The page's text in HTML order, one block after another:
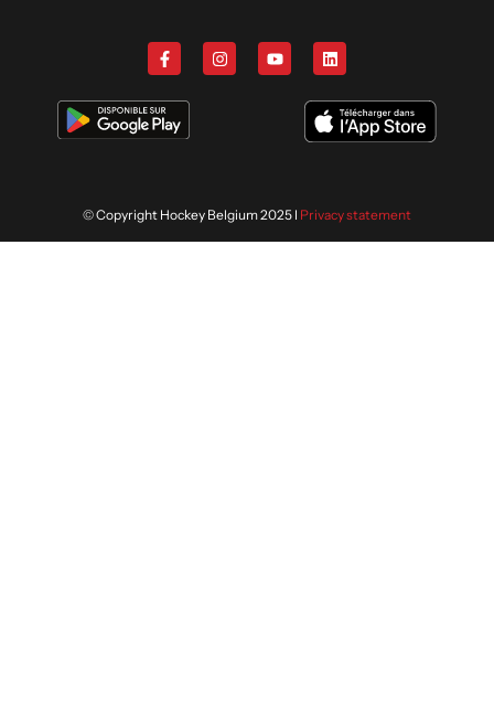
© Copyright Hockey Belgium 2025 I Privacy statement